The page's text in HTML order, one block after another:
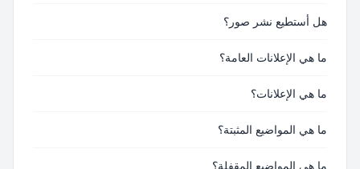
هل أستطيع نشر صور؟
ما هي الإعلانات العامة؟
ما هي الإعلانات؟
ما هي المواضيع المثبتة؟
ما هي المواضيع المقفلة؟